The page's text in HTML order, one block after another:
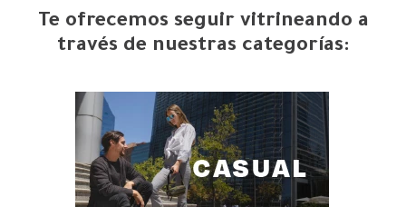
Te ofrecemos seguir vitrineando a
través de nuestras categorías: